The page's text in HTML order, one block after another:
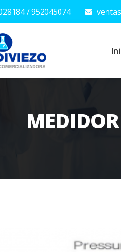
/ 952045074